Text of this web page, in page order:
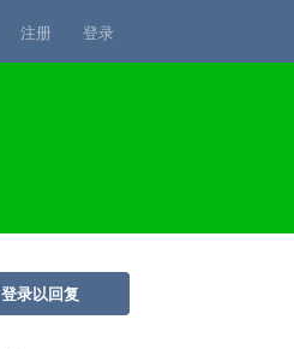
注册 登录
登录以回复